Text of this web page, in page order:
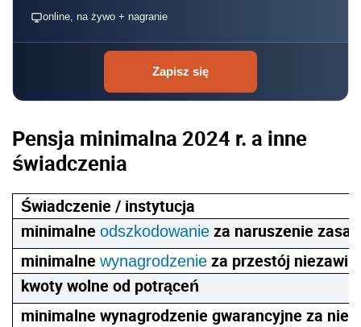
online, na żywo + nagranie
Zapisz się
Pensja minimalna 2024 r. a inne
świadczenia
Świadczenie / instytucja
minimalne odszkodowanie za naruszenie
minimalne wynagrodzenie za przestój
kwoty wolne od potrąceń
minimalne wynagrodzenie gwarancyjne za